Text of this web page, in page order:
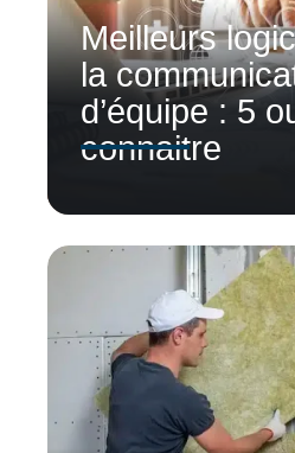
Meilleurs
la
d’équipe : 5
connaitre